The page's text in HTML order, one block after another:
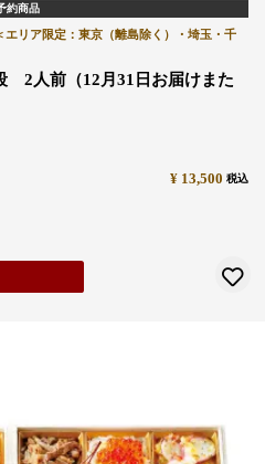
約商品
エリア限定：東京（離島除く）・埼玉・千
2人前（12月31日お届けまた
¥ 13,500 税込